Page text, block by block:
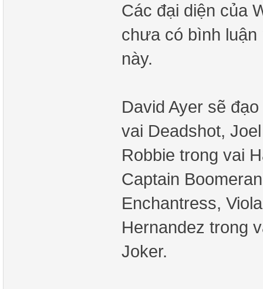
Các đại diện của
chưa có bình luận
này.
David Ayer sẽ
vai Deadshot,
Robbie trong vai
Captain
Enchantress,
Hernandez trong
Joker.